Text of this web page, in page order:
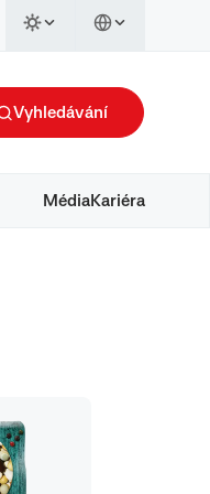
Vyhledávání
MédiaKariéra